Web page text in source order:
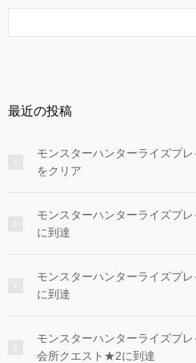
最近の投稿
モンスターハンターライズプ
をクリア
モンスターハンターライズプ
に到達
モンスターハンターライズプ
に到達
モンスターハンターライズプ
会所クエスト★2に到達